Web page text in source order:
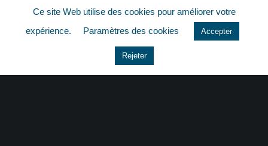
Non classé
Ce site Web utilise des cookies pour améliorer votre
expérience.
Paramètres des cookies Accepter
Rejeter